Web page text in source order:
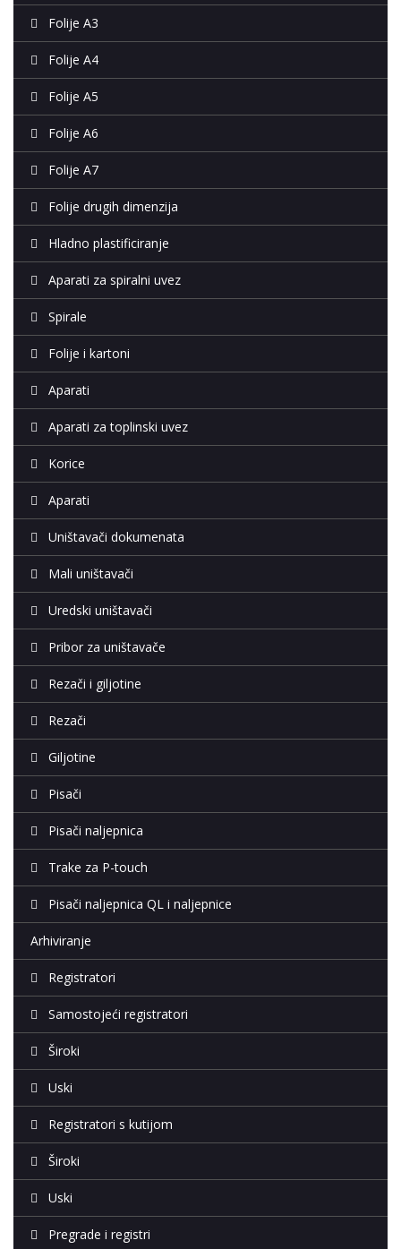
Folije A3
Folije A4
Folije A5
Folije A6
Folije A7
Folije drugih dimenzija
Hladno plastificiranje
Aparati za spiralni uvez
Spirale
Folije i kartoni
Aparati
Aparati za toplinski uvez
Korice
Aparati
Uništavači dokumenata
Mali uništavači
Uredski uništavači
Pribor za uništavače
Rezači i giljotine
Rezači
Giljotine
Pisači
Pisači naljepnica
Trake za P-touch
Pisači naljepnica QL i naljepnice
Arhiviranje
Registratori
Samostojeći registratori
Široki
Uski
Registratori s kutijom
Široki
Uski
Pregrade i registri